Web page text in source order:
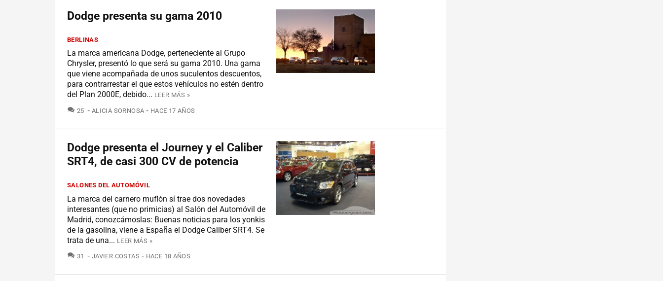
Dodge presenta su gama 2010
BERLINAS
La marca americana Dodge, perteneciente al Grupo
Chrysler, presentó lo que será su gama 2010. Una gama
que viene acompañada de unos suculentos descuentos,
para contrarrestar el que estos vehículos no estén dentro
del Plan 2000E, debido... LEER MÁS »
25 COMENTARIOS
ALICIA SORNOSA HACE 17 AÑOS
Dodge presenta el Journey y el Caliber
SRT4, de casi 300 CV de potencia
SALONES DEL AUTOMÓVIL
La marca del carnero muflón sí trae dos novedades
interesantes (que no primicias) al Salón del Automóvil de
Madrid, conozcámoslas: Buenas noticias para los yonkis
de la gasolina, viene a España el Dodge Caliber SRT4. Se
trata de una... LEER MÁS »
31 COMENTARIOS
JAVIER COSTAS HACE 18 AÑOS